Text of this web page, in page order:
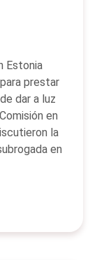
Estonia
prestar
dar a luz
en
la
en